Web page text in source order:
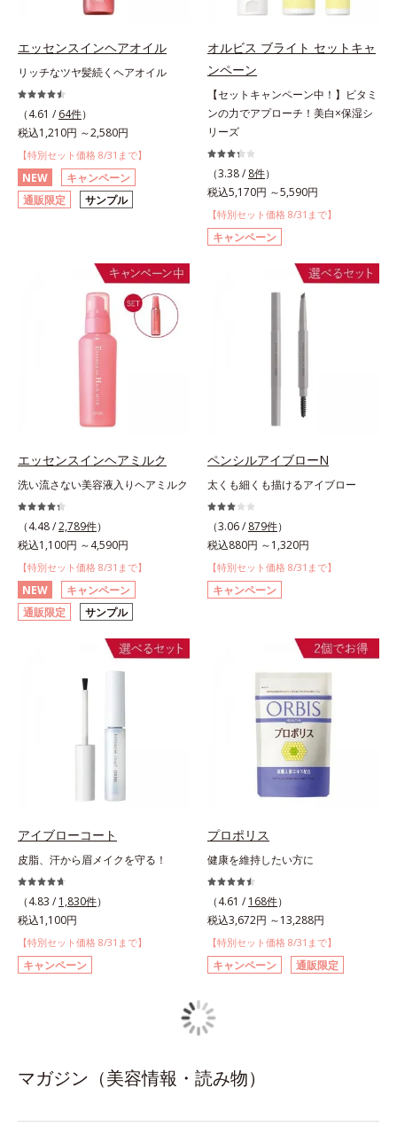
エッセンスインヘアオイル
リッチなツヤ髪続くヘアオイル
（4.61 / 64件）
税込1,210円 ～2,580円
【特別セット価格 8/31まで】
NEW
キャンペーン
通販限定
サンプル
オルビス ブライト セットキャ
ンペーン
【セットキャンペーン中！】ビタミ
ンの力でアプローチ！美白×保湿シ
リーズ
（3.38 / 8件）
税込5,170円 ～5,590円
【特別セット価格 8/31まで】
キャンペーン
エッセンスインヘアミルク
洗い流さない美容液入りヘアミルク
（4.48 /2,789件）
税込1,100円 ～4,590円
【特別セット価格 8/31まで】
NEW
キャンペーン
通販限定
サンプル
ペンシルアイブローN
太くも細くも描けるアイブロー
（3.06 / 879件）
税込880円 ～1,320円
【特別セット価格 8/31まで】
キャンペーン
アイブローコート
皮脂、汗から眉メイクを守る！
（4.83 / 1,830件）
税込1,100円
【特別セット価格 8/31まで】
キャンペーン
プロポリス
健康を維持したい方に
（4.61 / 168件）
税込3,672円 ～13,288円
【特別セット価格 8/31まで】
キャンペーン 通販限定
マガジン（美容情報・読み物）